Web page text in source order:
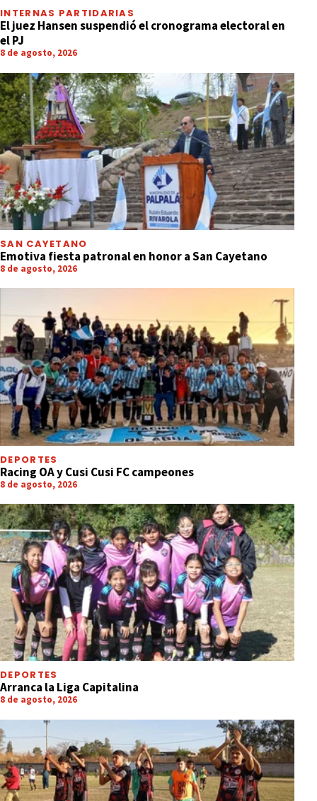
INTERNAS PARTIDARIAS
El juez Hansen suspendió el cronograma electoral en
el PJ
8 de agosto, 2026
SAN CAYETANO
Emotiva fiesta patronal en honor a San Cayetano
8 de agosto, 2026
DEPORTES
Racing OA y Cusi Cusi FC campeones
8 de agosto, 2026
DEPORTES
Arranca la Liga Capitalina
8 de agosto, 2026